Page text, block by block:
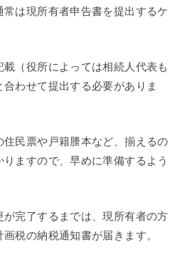
常は現所有者申告書を提出するケ
（役所によっては相続人代表も
わせて提出する必要がありま
民票や戸籍謄本など、揃えるの
ますので、早めに準備するよう
完了するまでは、現所有者の方
税の納税通知書が届きます。